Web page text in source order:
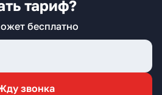
тариф?
бесплатно
звонка